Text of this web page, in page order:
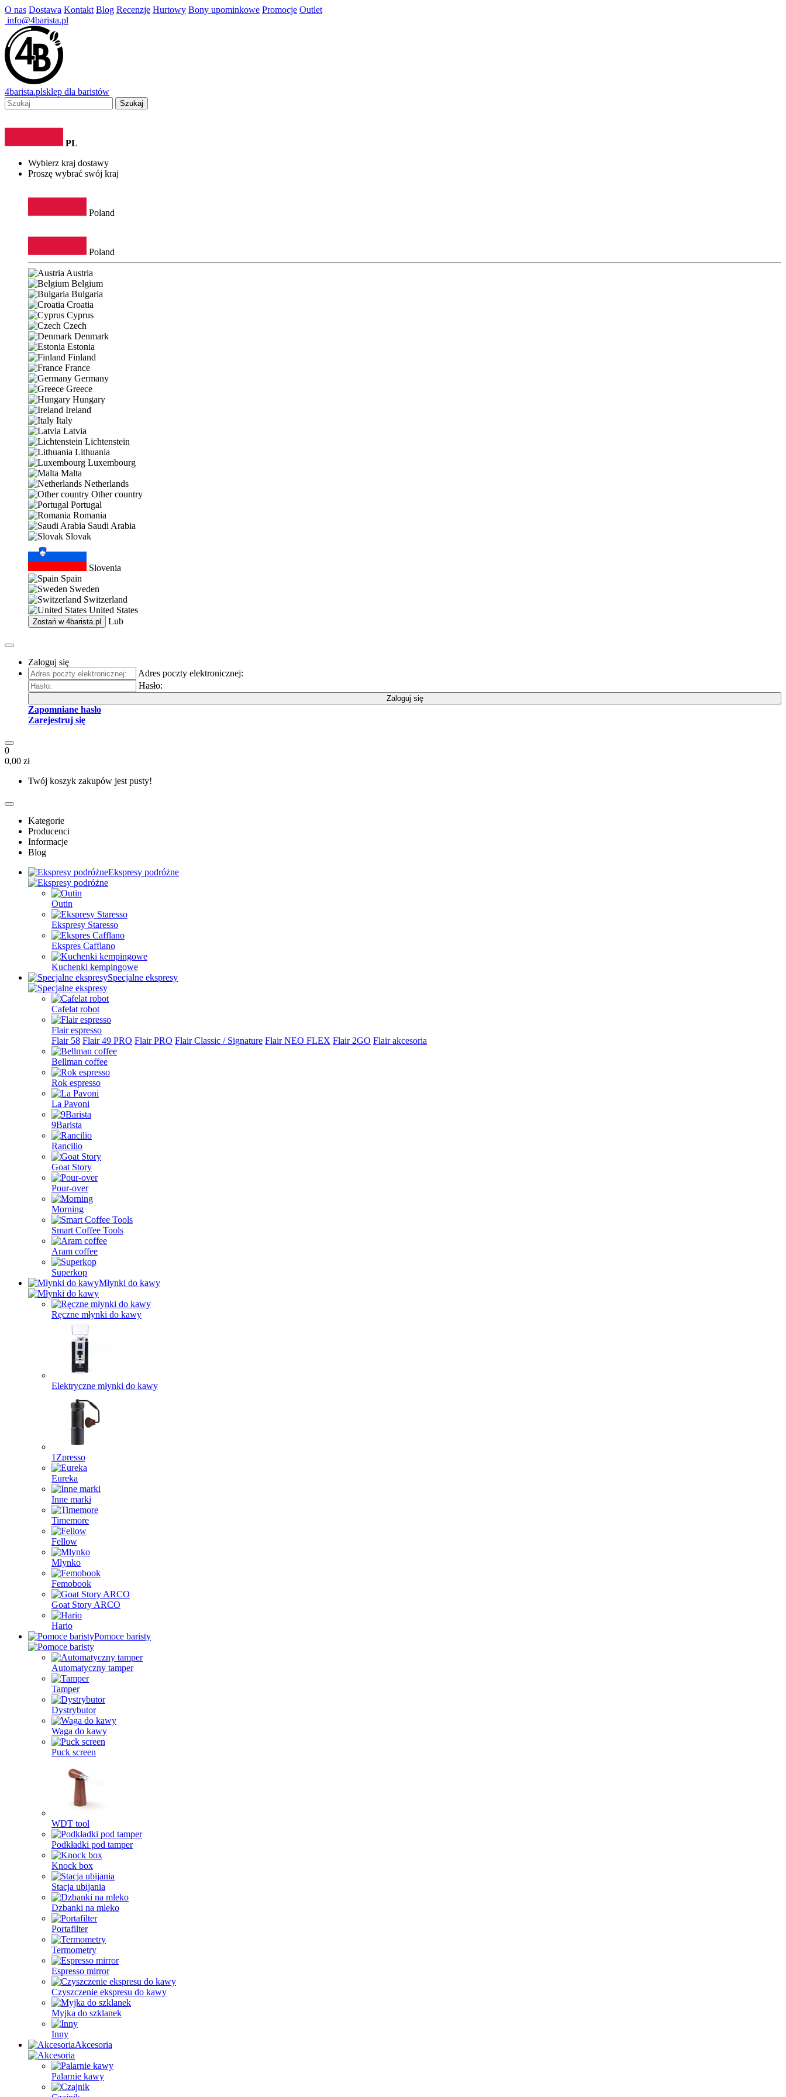
O nas Dostawa Kontakt Blog Recenzje Hurtowy Bony upominkowe Promocje Outlet
info@4barista.pl
4barista.plsklep dla baristów
Szukaj
PL
Wybierz kraj dostawy
Proszę wybrać swój kraj
Poland
Poland
Austria
Belgium
Bulgaria
Croatia
Cyprus
Czech
Denmark
Estonia
Finland
France
Germany
Greece
Hungary
Ireland
Italy
Latvia
Lichtenstein
Lithuania
Luxembourg
Malta
Netherlands
Other country
Portugal
Romania
Saudi Arabia
Slovak
Slovenia
Spain
Sweden
Switzerland
United States
Zostań w 4barista.pl Lub
Zaloguj się
Adres poczty elektronicznej:
Hasło:
Zaloguj się
Zapomniane hasło
Zarejestruj się
0
0,00 zł
Twój koszyk zakupów jest pusty!
Kategorie
Producenci
Informacje
Blog
Ekspresy podróżne
Outin
Ekspresy Staresso
Ekspres Cafflano
Kuchenki kempingowe
Specjalne ekspresy
Cafelat robot
Flair espresso
Flair 58 Flair 49 PRO Flair PRO Flair Classic / Signature Flair NEO FLEX Flair 2GO Flair akcesoria
Bellman coffee
Rok espresso
La Pavoni
9Barista
Rancilio
Goat Story
Pour-over
Morning
Smart Coffee Tools
Aram coffee
Superkop
Młynki do kawy
Ręczne młynki do kawy
Elektryczne młynki do kawy
1Zpresso
Eureka
Inne marki
Timemore
Fellow
Mlynko
Femobook
Goat Story ARCO
Hario
Pomoce baristy
Automatyczny tamper
Tamper
Dystrybutor
Waga do kawy
Puck screen
WDT tool
Podkładki pod tamper
Knock box
Stacja ubijania
Dzbanki na mleko
Portafilter
Termometry
Espresso mirror
Czyszczenie ekspresu do kawy
Myjka do szklanek
Inny
Akcesoria
Palarnie kawy